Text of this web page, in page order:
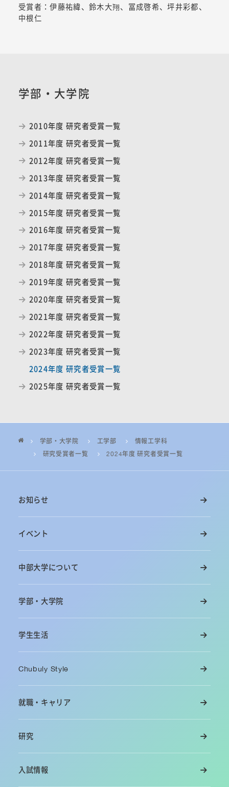
受賞者：伊藤祐緯、鈴木大翔、冨成啓希、坪井彩都、
中根仁
学部・大学院
2010年度 研究者受賞一覧
2011年度 研究者受賞一覧
2012年度 研究者受賞一覧
2013年度 研究者受賞一覧
2014年度 研究者受賞一覧
2015年度 研究者受賞一覧
2016年度 研究者受賞一覧
2017年度 研究者受賞一覧
2018年度 研究者受賞一覧
2019年度 研究者受賞一覧
2020年度 研究者受賞一覧
2021年度 研究者受賞一覧
2022年度 研究者受賞一覧
2023年度 研究者受賞一覧
2024年度 研究者受賞一覧
2025年度 研究者受賞一覧
学部・大学院 工学部
情報工学科
研究受賞者一覧
2024年度 研究者受賞一覧
お知らせ
イベント
中部大学について
学部・大学院
学生生活
Chubuly Style
就職・キャリア
研究
入試情報